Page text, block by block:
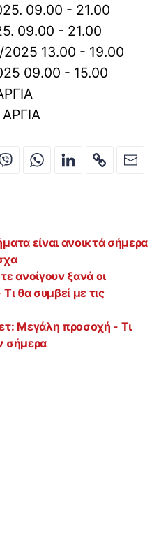
09.00 - 21.00
09.00 - 21.00
13.00 - 19.00
09.00 - 15.00
είναι ανοικτά σήμερα
ανοίγουν ξανά οι
θα συμβεί με τις
Μεγάλη προσοχή - Τι
σήμερα